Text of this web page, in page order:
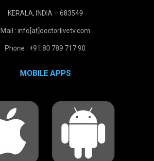
KERALA, INDIA – 683549
Mail : info[at]doctorlivetv.com
Phone : +91 80 789 717 90
MOBILE APPS